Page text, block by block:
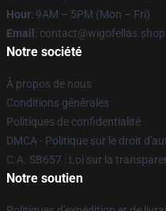
Hour: 9AM – 5PM (Mon – Fri)
Email : contact@wigofellas.shop
Notre société
À propos de nous
Conditions générales
Politiques de confidentialité
DMCA - Politique sur le droit
C.A. SB657 : Loi sur la
Notre soutien